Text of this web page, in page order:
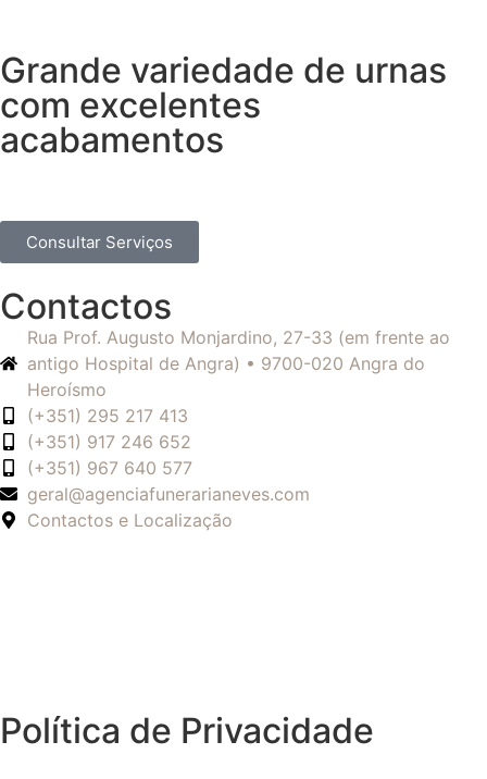
Grande variedade de urnas
com excelentes
acabamentos
Consultar Serviços
Contactos
Rua Prof. Augusto Monjardino, 27-33 (em frente ao
antigo Hospital de Angra) • 9700-020 Angra do
Heroísmo
(+351) 295 217 413
(+351) 917 246 652
(+351) 967 640 577
geral@agenciafunerarianeves.com
Contactos e Localização
Política de Privacidade